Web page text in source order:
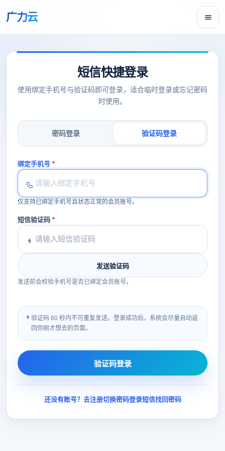
广力云
短信快捷登录
使用绑定手机号与验证码即可登录，适合临时登录或忘记密码
时使用。
密码登录 验证码登录
绑定手机号
仅支持已绑定手机号且状态正常的会员账号。
短信验证码
发送验证码
发送前会校验手机号是否已绑定会员账号。
验证码 60 秒内不可重复发送。登录成功后，系统会尽量自动返
回你刚才想去的页面。
验证码登录
还没有账号？去注册切换密码登录短信找回密码